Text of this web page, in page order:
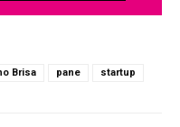
Brisa pane startup